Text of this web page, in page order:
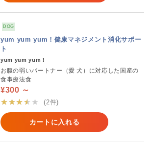
DOG
yum yum yum！健康マネジメント消化サポー
ト
yum yum yum！
お腹の弱いパートナー（愛 犬）に対応した国産の
食事療法食
¥300 ～
★★★★★
(2件)
カートに入れる